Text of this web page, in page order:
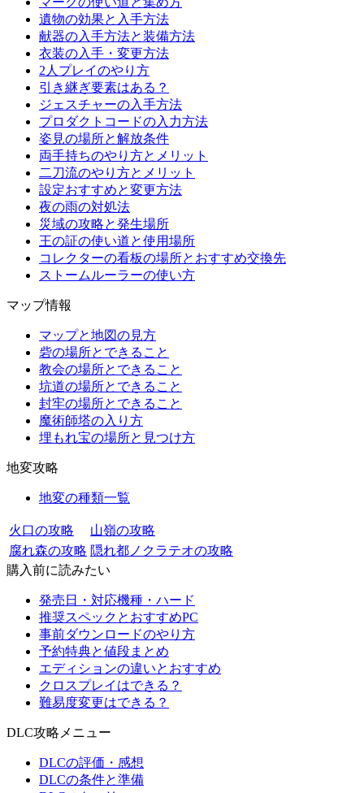
遺物の効果と入手方法
献器の入手方法と装備方法
衣装の入手・変更方法
2人プレイのやり方
引き継ぎ要素はある？
ジェスチャーの入手方法
プロダクトコードの入力方法
姿見の場所と解放条件
両手持ちのやり方とメリット
二刀流のやり方とメリット
設定おすすめと変更方法
夜の雨の対処法
災域の攻略と発生場所
王の証の使い道と使用場所
コレクターの看板の場所とおすすめ交換先
ストームルーラーの使い方
マップ情報
マップと地図の見方
砦の場所とできること
教会の場所とできること
坑道の場所とできること
封牢の場所とできること
魔術師塔の入り方
埋もれ宝の場所と見つけ方
地変攻略
地変の種類一覧
火口の攻略
山嶺の攻略
腐れ森の攻略 隠れ都ノクラテオの攻略
購入前に読みたい
発売日・対応機種・ハード
推奨スペックとおすすめPC
事前ダウンロードのやり方
予約特典と値段まとめ
エディションの違いとおすすめ
クロスプレイはできる？
難易度変更はできる？
DLC攻略メニュー
DLCの評価・感想
DLCの条件と準備